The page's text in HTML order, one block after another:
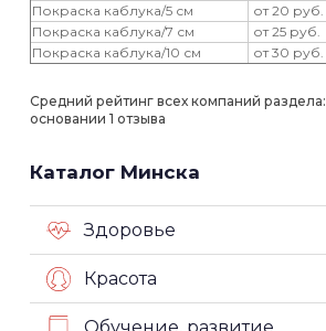
Покраска каблука/5 см
от 20 руб.
Покраска каблука/7 см
от 25 руб.
Покраска каблука/10 см
от 30 руб.
Средний рейтинг всех компаний раздела:
основании 1 отзыва
Каталог Минска
Здоровье
Красота